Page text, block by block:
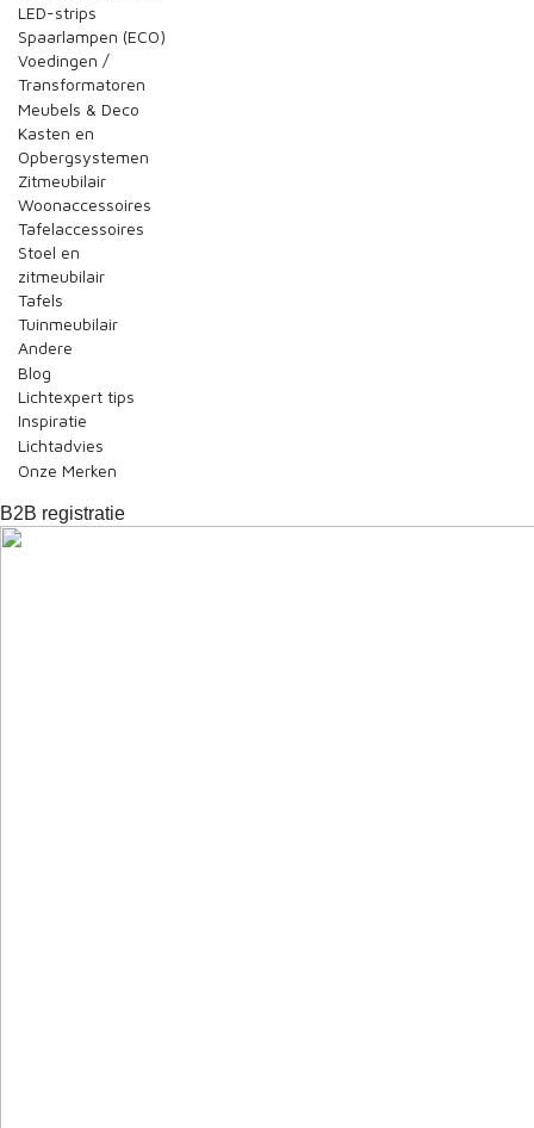
LED-strips
Spaarlampen (ECO)
Voedingen /
Transformatoren
Meubels & Deco
Kasten en
Opbergsystemen
Zitmeubilair
Woonaccessoires
Tafelaccessoires
Stoel en
zitmeubilair
Tafels
Tuinmeubilair
Andere
Blog
Lichtexpert tips
Inspiratie
Lichtadvies
Onze Merken
B2B registratie